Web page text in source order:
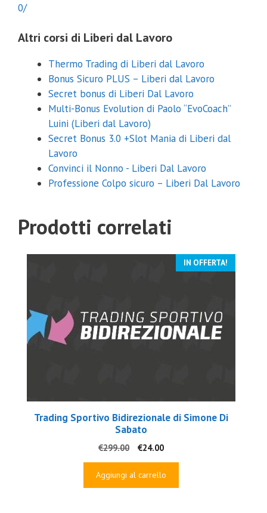
0/
Altri corsi di Liberi dal Lavoro
Thermo Trading di Liberi dal Lavoro
Bonus Sicuro PLUS – Liberi dal Lavoro
Secret bonus di Liberi Dal Lavoro
Multi-Bonus Evolution di Paolo “EvoCoach”
Luini (Liberi dal Lavoro)
Secret Bonus 3.0 +Slot Mania di Liberi dal
Lavoro
Convinci il Nonno - Liberi Dal Lavoro
Professione Colpo sicuro – Liberi Dal Lavoro
Prodotti correlati
IN OFFERTA!
Trading Sportivo Bidirezionale di Simone Di
Sabato
€299.00
Il
prezzo
originale
€24.00Il
prezzo
attuale
Aggiungi al carrello